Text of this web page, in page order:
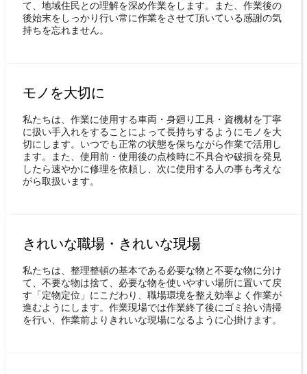
て、地域住民との理解を深め作業をします。また、作業後の
後始末をしっかり行い常に作業をさせて頂いている感謝の気
持ちを忘れません。
モノを大切に
私たちは、作業に使用する車両・身廻り工具・資機材を丁寧
に扱い手入れをすることによって長持ちするようにモノを大
切にします。いつでも正常の状態を保ちながら作業で活用し
ます。また、使用前・使用後の点検時に不具合や破損を発見
したら速やかに修理を依頼し、次に使用する人の事も考えな
がら取扱います。
きれいな職場・きれいな現場
私たちは、整理整頓の基本である必要な物と不要な物に分け
て、不要な物は捨て、必要な物を使いやすい場所に置いて戻
す「定物定位」にこだわり、職場環境を整え効率よく作業が
進むようにします。作業現場では作業終了後にゴミ拾い清掃
を行い、作業前よりきれいな現場になるように心掛けます。